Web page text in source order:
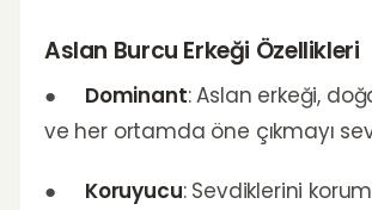
Aslan Burcu Erkeği Özellikleri
● Dominant: Aslan erkeği,
ve her ortamda öne çıkmayı
● Koruyucu: Sevdiklerini